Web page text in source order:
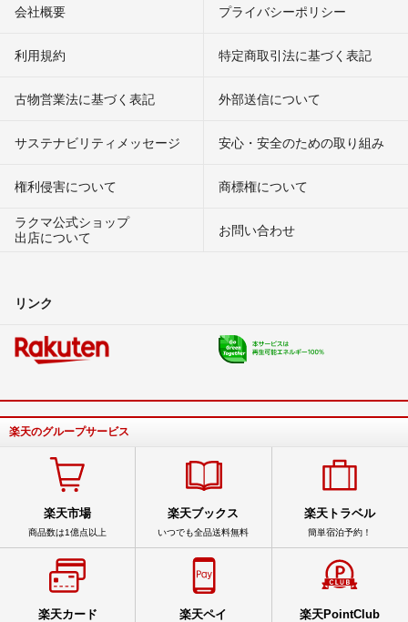
会社概要 プライバシーポリシー
利用規約 特定商取引法に基づく表記
古物営業法に基づく表記 外部送信について
サステナビリティメッセージ 安心・安全のための取り組み
権利侵害について
商標権について
ラクマ公式ショップ
出店について
お問い合わせ
リンク
楽天のグループサービス
楽天市場
商品数は1億点以上
楽天ブックス
いつでも全品送料無料
楽天トラベル
簡単宿泊予約！
楽天カード 楽天ペイ 楽天PointClub